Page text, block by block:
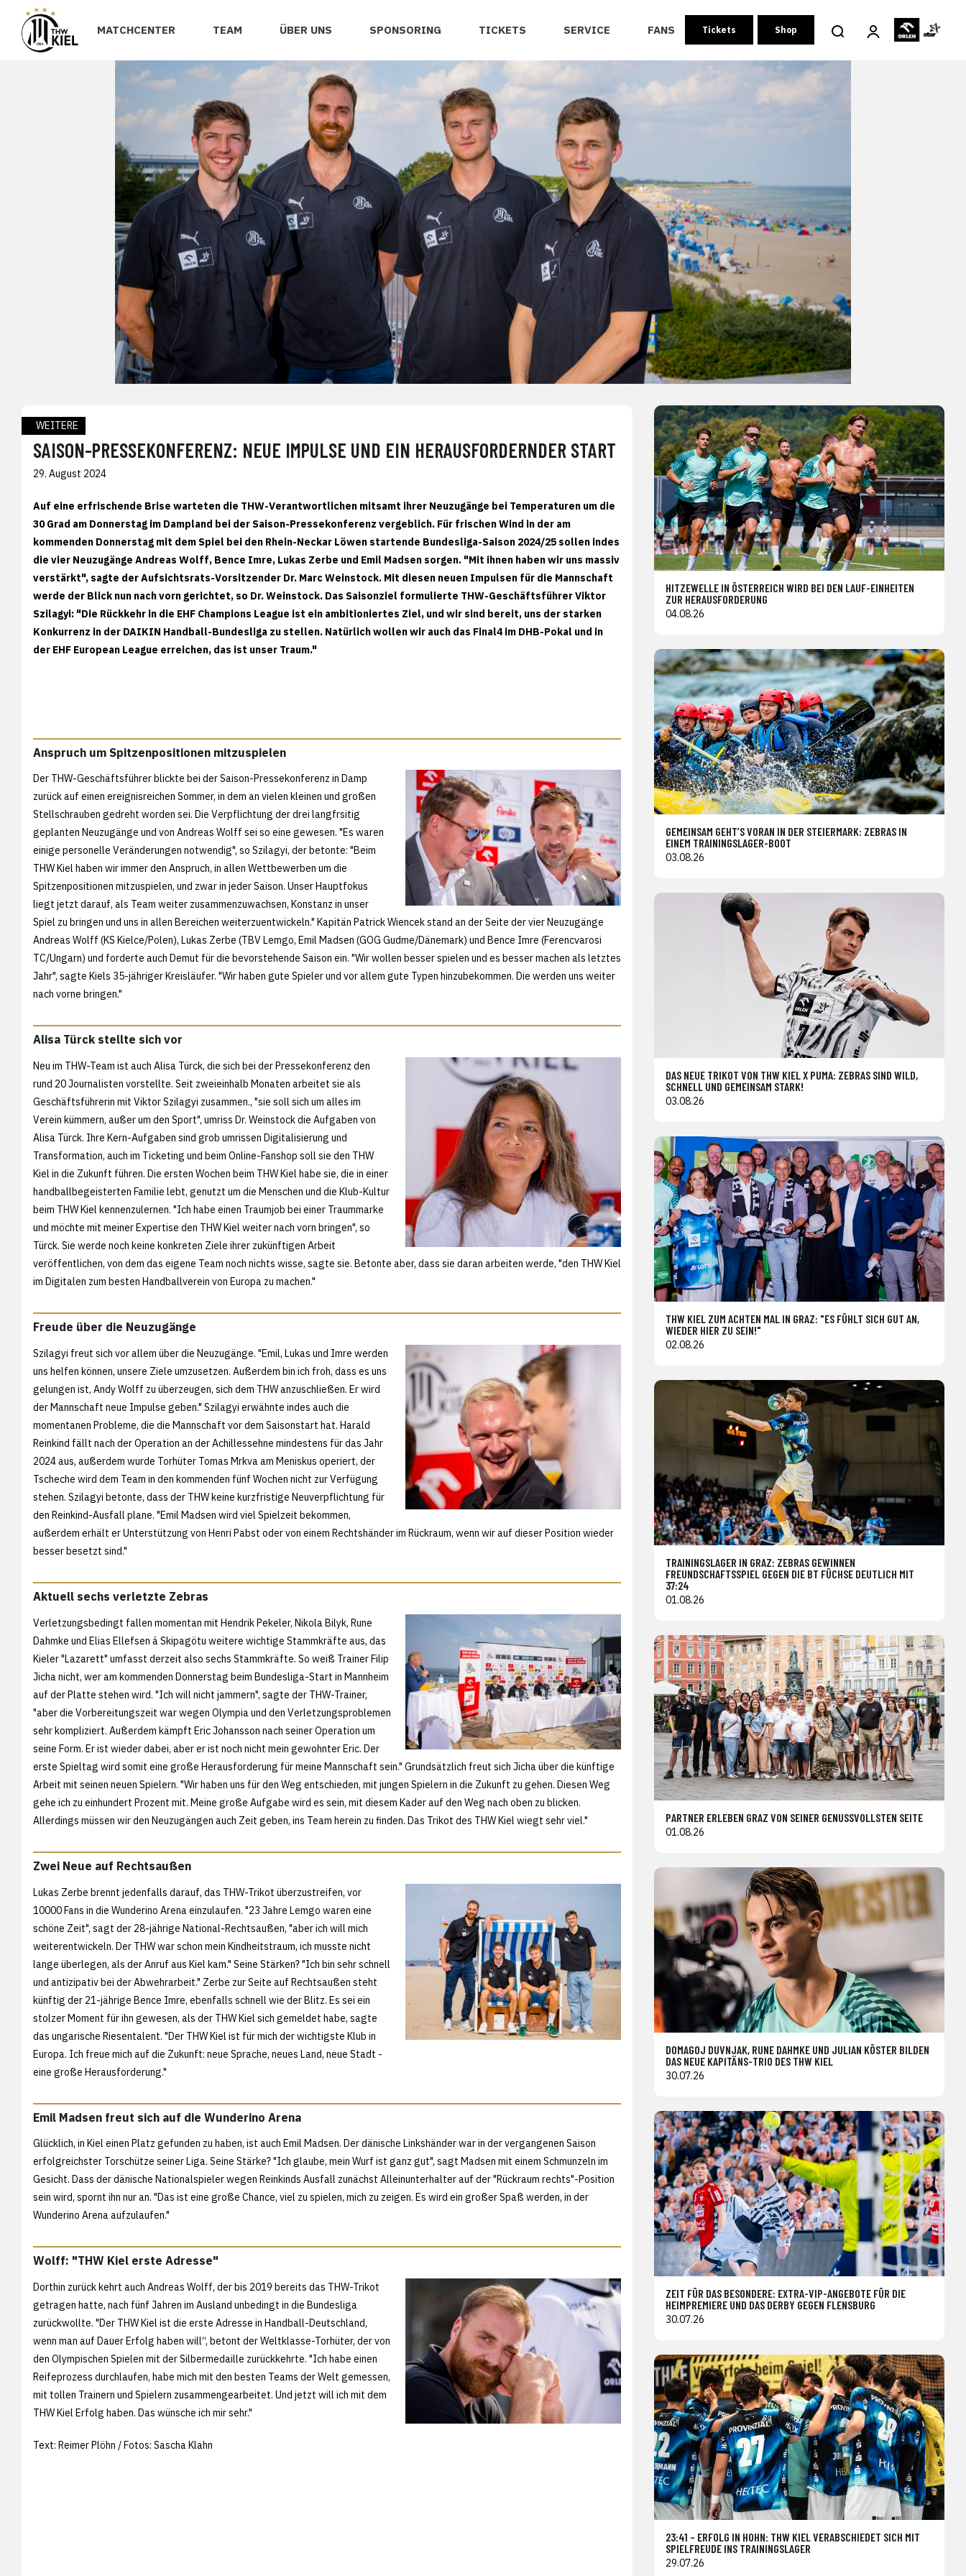
MATCHCENTER TEAM ÜBER UNS SPONSORING TICKETS SERVICE FANS Tickets Shop
WEITERE
SAISON-PRESSEKONFERENZ: NEUE IMPULSE UND EIN HERAUSFORDERNDER START
29. August 2024
Auf eine erfrischende Brise warteten die THW-Verantwortlichen mitsamt ihrer Neuzugänge bei Temperaturen um die
30 Grad am Donnerstag im Dampland bei der Saison-Pressekonferenz vergeblich. Für frischen Wind in der am
kommenden Donnerstag mit dem Spiel bei den Rhein-Neckar Löwen startende Bundesliga-Saison 2024/25 sollen indes
die vier Neuzugänge Andreas Wolff, Bence Imre, Lukas Zerbe und Emil Madsen sorgen. "Mit ihnen haben wir uns massiv
verstärkt", sagte der Aufsichtsrats-Vorsitzender Dr. Marc Weinstock. Mit diesen neuen Impulsen für die Mannschaft
werde der Blick nun nach vorn gerichtet, so Dr. Weinstock. Das Saisonziel formulierte THW-Geschäftsführer Viktor
Szilagyi: "Die Rückkehr in die EHF Champions League ist ein ambitioniertes Ziel, und wir sind bereit, uns der starken
Konkurrenz in der DAIKIN Handball-Bundesliga zu stellen. Natürlich wollen wir auch das Final4 im DHB-Pokal und in
der EHF European League erreichen, das ist unser Traum."
Anspruch um Spitzenpositionen mitzuspielen
Der THW-Geschäftsführer blickte bei der Saison-Pressekonferenz in Damp
zurück auf einen ereignisreichen Sommer, in dem an vielen kleinen und großen
Stellschrauben gedreht worden sei. Die Verpflichtung der drei langfrsitig
geplanten Neuzugänge und von Andreas Wolff sei so eine gewesen. "Es waren
einige personelle Veränderungen notwendig", so Szilagyi, der betonte: "Beim
THW Kiel haben wir immer den Anspruch, in allen Wettbewerben um die
Spitzenpositionen mitzuspielen, und zwar in jeder Saison. Unser Hauptfokus
liegt jetzt darauf, als Team weiter zusammenzuwachsen, Konstanz in unser
Spiel zu bringen und uns in allen Bereichen weiterzuentwickeln." Kapitän Patrick Wiencek stand an der Seite der vier Neuzugänge
Andreas Wolff (KS Kielce/Polen), Lukas Zerbe (TBV Lemgo, Emil Madsen (GOG Gudme/Dänemark) und Bence Imre (Ferencvarosi
TC/Ungarn) und forderte auch Demut für die bevorstehende Saison ein. "Wir wollen besser spielen und es besser machen als letztes
Jahr", sagte Kiels 35-jähriger Kreisläufer. "Wir haben gute Spieler und vor allem gute Typen hinzubekommen. Die werden uns weiter
nach vorne bringen."
Alisa Türck stellte sich vor
Neu im THW-Team ist auch Alisa Türck, die sich bei der Pressekonferenz den
rund 20 Journalisten vorstellte. Seit zweieinhalb Monaten arbeitet sie als
Geschäftsführerin mit Viktor Szilagyi zusammen., "sie soll sich um alles im
Verein kümmern, außer um den Sport", umriss Dr. Weinstock die Aufgaben von
Alisa Türck. Ihre Kern-Aufgaben sind grob umrissen Digitalisierung und
Transformation, auch im Ticketing und beim Online-Fanshop soll sie den THW
Kiel in die Zukunft führen. Die ersten Wochen beim THW Kiel habe sie, die in einer
handballbegeisterten Familie lebt, genutzt um die Menschen und die Klub-Kultur
beim THW Kiel kennenzulernen. "Ich habe einen Traumjob bei einer Traummarke
und möchte mit meiner Expertise den THW Kiel weiter nach vorn bringen", so
Türck. Sie werde noch keine konkreten Ziele ihrer zukünftigen Arbeit
veröffentlichen, von dem das eigene Team noch nichts wisse, sagte sie. Betonte aber, dass sie daran arbeiten werde, "den THW Kiel
im Digitalen zum besten Handballverein von Europa zu machen."
Freude über die Neuzugänge
Szilagyi freut sich vor allem über die Neuzugänge. "Emil, Lukas und Imre werden
uns helfen können, unsere Ziele umzusetzen. Außerdem bin ich froh, dass es uns
gelungen ist, Andy Wolff zu überzeugen, sich dem THW anzuschließen. Er wird
der Mannschaft neue Impulse geben." Szilagyi erwähnte indes auch die
momentanen Probleme, die die Mannschaft vor dem Saisonstart hat. Harald
Reinkind fällt nach der Operation an der Achillessehne mindestens für das Jahr
2024 aus, außerdem wurde Torhüter Tomas Mrkva am Meniskus operiert, der
Tscheche wird dem Team in den kommenden fünf Wochen nicht zur Verfügung
stehen. Szilagyi betonte, dass der THW keine kurzfristige Neuverpflichtung für
den Reinkind-Ausfall plane. "Emil Madsen wird viel Spielzeit bekommen,
außerdem erhält er Unterstützung von Henri Pabst oder von einem Rechtshänder im Rückraum, wenn wir auf dieser Position wieder
besser besetzt sind."
Aktuell sechs verletzte Zebras
Verletzungsbedingt fallen momentan mit Hendrik Pekeler, Nikola Bilyk, Rune
Dahmke und Elias Ellefsen á Skipagötu weitere wichtige Stammkräfte aus, das
Kieler "Lazarett" umfasst derzeit also sechs Stammkräfte. So weiß Trainer Filip
Jicha nicht, wer am kommenden Donnerstag beim Bundesliga-Start in Mannheim
auf der Platte stehen wird. "Ich will nicht jammern", sagte der THW-Trainer,
"aber die Vorbereitungszeit war wegen Olympia und den Verletzungsproblemen
sehr kompliziert. Außerdem kämpft Eric Johansson nach seiner Operation um
seine Form. Er ist wieder dabei, aber er ist noch nicht mein gewohnter Eric. Der
erste Spieltag wird somit eine große Herausforderung für meine Mannschaft sein." Grundsätzlich freut sich Jicha über die künftige
Arbeit mit seinen neuen Spielern. "Wir haben uns für den Weg entschieden, mit jungen Spielern in die Zukunft zu gehen. Diesen Weg
gehe ich zu einhundert Prozent mit. Meine große Aufgabe wird es sein, mit diesem Kader auf den Weg nach oben zu blicken.
Allerdings müssen wir den Neuzugängen auch Zeit geben, ins Team herein zu finden. Das Trikot des THW Kiel wiegt sehr viel."
Zwei Neue auf Rechtsaußen
Lukas Zerbe brennt jedenfalls darauf, das THW-Trikot überzustreifen, vor
10000 Fans in die Wunderino Arena einzulaufen. "23 Jahre Lemgo waren eine
schöne Zeit", sagt der 28-jährige National-Rechtsaußen, "aber ich will mich
weiterentwickeln. Der THW war schon mein Kindheitstraum, ich musste nicht
lange überlegen, als der Anruf aus Kiel kam." Seine Stärken? "Ich bin sehr schnell
und antizipativ bei der Abwehrarbeit." Zerbe zur Seite auf Rechtsaußen steht
künftig der 21-jährige Bence Imre, ebenfalls schnell wie der Blitz. Es sei ein
stolzer Moment für ihn gewesen, als der THW Kiel sich gemeldet habe, sagte
das ungarische Riesentalent. "Der THW Kiel ist für mich der wichtigste Klub in
Europa. Ich freue mich auf die Zukunft: neue Sprache, neues Land, neue Stadt -
eine große Herausforderung."
Emil Madsen freut sich auf die Wunderino Arena
Glücklich, in Kiel einen Platz gefunden zu haben, ist auch Emil Madsen. Der dänische Linkshänder war in der vergangenen Saison
erfolgreichster Torschütze seiner Liga. Seine Stärke? "Ich glaube, mein Wurf ist ganz gut", sagt Madsen mit einem Schmunzeln im
Gesicht. Dass der dänische Nationalspieler wegen Reinkinds Ausfall zunächst Alleinunterhalter auf der "Rückraum rechts"-Position
sein wird, spornt ihn nur an. "Das ist eine große Chance, viel zu spielen, mich zu zeigen. Es wird ein großer Spaß werden, in der
Wunderino Arena aufzulaufen."
Wolff: "THW Kiel erste Adresse"
Dorthin zurück kehrt auch Andreas Wolff, der bis 2019 bereits das THW-Trikot
getragen hatte, nach fünf Jahren im Ausland unbedingt in die Bundesliga
zurückwollte. "Der THW Kiel ist die erste Adresse in Handball-Deutschland,
wenn man auf Dauer Erfolg haben will“, betont der Weltklasse-Torhüter, der von
den Olympischen Spielen mit der Silbermedaille zurückkehrte. "Ich habe einen
Reifeprozess durchlaufen, habe mich mit den besten Teams der Welt gemessen,
mit tollen Trainern und Spielern zusammengearbeitet. Und jetzt will ich mit dem
THW Kiel Erfolg haben. Das wünsche ich mir sehr."
Text: Reimer Plöhn / Fotos: Sascha Klahn
HITZEWELLE IN ÖSTERREICH WIRD BEI DEN LAUF-EINHEITEN
ZUR HERAUSFORDERUNG
04.08.26
GEMEINSAM GEHT’S VORAN IN DER STEIERMARK: ZEBRAS IN
EINEM TRAININGSLAGER-BOOT
03.08.26
DAS NEUE TRIKOT VON THW KIEL X PUMA: ZEBRAS SIND WILD,
SCHNELL UND GEMEINSAM STARK!
03.08.26
THW KIEL ZUM ACHTEN MAL IN GRAZ: "ES FÜHLT SICH GUT AN,
WIEDER HIER ZU SEIN!"
02.08.26
TRAININGSLAGER IN GRAZ: ZEBRAS GEWINNEN
FREUNDSCHAFTSSPIEL GEGEN DIE BT FÜCHSE DEUTLICH MIT
37:24
01.08.26
PARTNER ERLEBEN GRAZ VON SEINER GENUSSVOLLSTEN SEITE
01.08.26
DOMAGOJ DUVNJAK, RUNE DAHMKE UND JULIAN KÖSTER BILDEN
DAS NEUE KAPITÄNS-TRIO DES THW KIEL
30.07.26
ZEIT FÜR DAS BESONDERE: EXTRA-VIP-ANGEBOTE FÜR DIE
HEIMPREMIERE UND DAS DERBY GEGEN FLENSBURG
30.07.26
23:41 – ERFOLG IN HOHN: THW KIEL VERABSCHIEDET SICH MIT
SPIELFREUDE INS TRAININGSLAGER
29.07.26